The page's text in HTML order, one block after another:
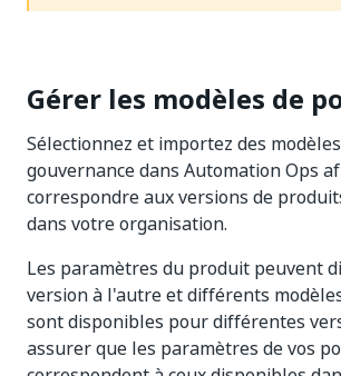
Gérer les modèles de
Sélectionnez et importez des
gouvernance dans Automation Ops
correspondre aux versions de
dans votre organisation.
Les paramètres du produit peuvent
version à l'autre et différents
sont disponibles pour différentes
assurer que les paramètres de vos